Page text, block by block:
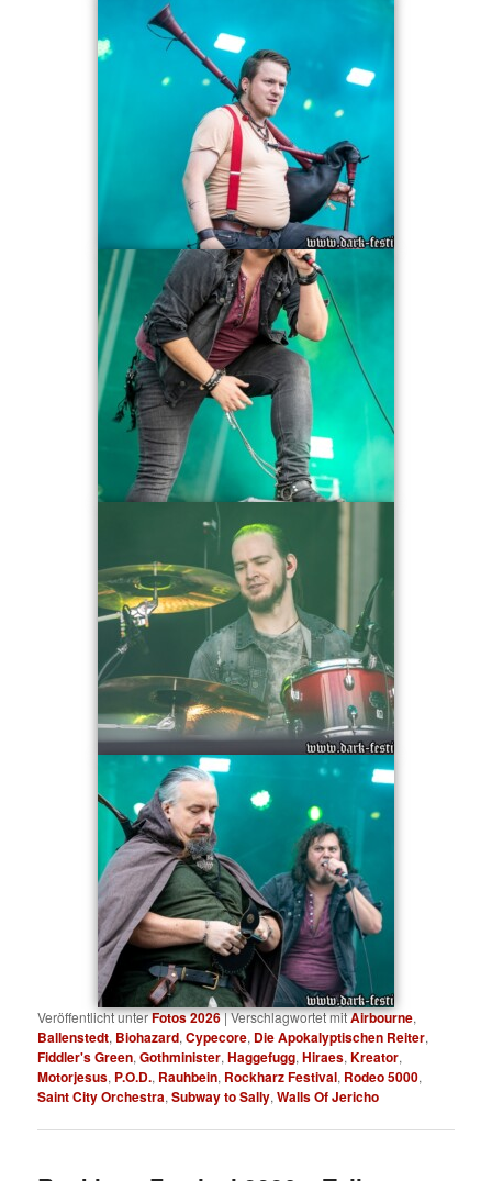
Veröffentlicht unterFotos 2026|Verschlagwortet mitAirbourne,
Ballenstedt, Biohazard,Cypecore, Die Apokalyptischen Reiter,
Fiddler's Green,Gothminister,Haggefugg,Hiraes,Kreator,
Motorjesus, P.O.D., Rauhbein, Rockharz Festival, Rodeo 5000,
Saint City Orchestra,Subway to Sally,Walls Of Jericho